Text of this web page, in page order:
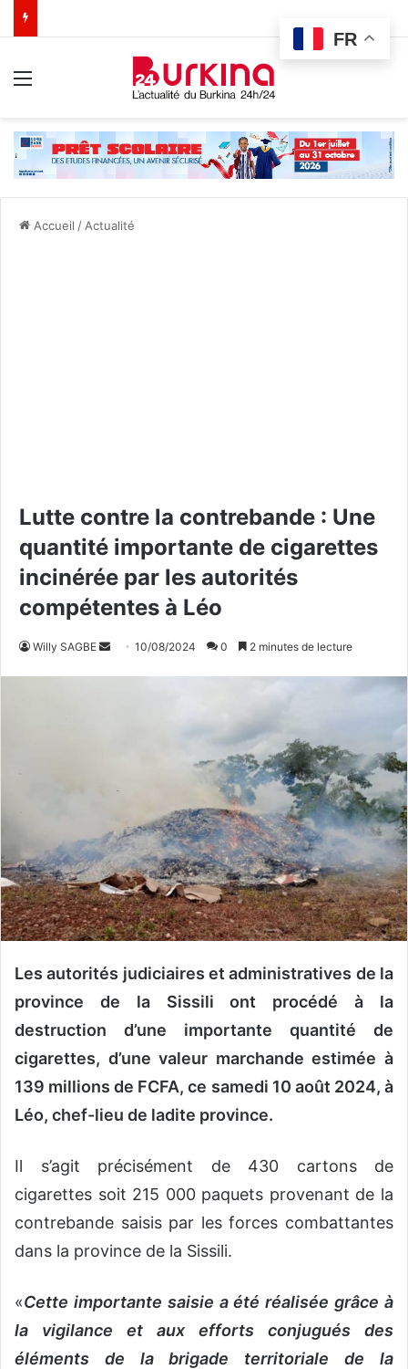
Accueil / Actualité
Lutte contre la contrebande : Une
quantité importante de cigarettes
incinérée par les autorités
compétentes à Léo
Willy SAGBE
c
o
u
r
r
e
l
10/08/2024 0 2 minutes de lecture
Les autorités judiciaires et administratives de la
province de la Sissili ont procédé à la
destruction d’une importante quantité de
cigarettes, d’une valeur marchande estimée à
139 millions de FCFA, ce samedi 10 août 2024, à
Léo, chef-lieu de ladite province.
Il s’agit précisément de 430 cartons de
cigarettes soit 215 000 paquets provenant de la
contrebande saisis par les forces combattantes
dans la province de la Sissili.
«Cette importante saisie a été réalisée grâce à
la vigilance et aux efforts conjugués des
éléments de la brigade territoriale de la
FR